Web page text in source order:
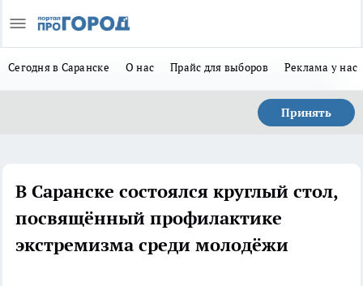
Сегодня в Саранске О нас Прайс для выборов Реклама у нас
Принять
В Саранске состоялся круглый стол,
посвящённый профилактике
экстремизма среди молодёжи